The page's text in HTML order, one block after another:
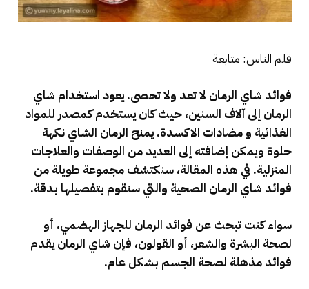
قلم الناس: متابعة
فوائد شاي الرمان لا تعد ولا تحصى. يعود استخدام شاي
الرمان إلى آلاف السنين، حيث كان يستخدم كمصدر للمواد
الغذائية و مضادات الاكسدة. يمنح الرمان الشاي نكهة
حلوة ويمكن إضافته إلى العديد من الوصفات والعلاجات
المنزلية.في هذه المقالة، سنكتشف مجموعة طويلة من
فوائد شاي الرمان الصحية والتي سنقوم بتفصيلها بدقة.
سواء كنت تبحث عن فوائد الرمان للجهاز الهضمي، أو
لصحة البشرة والشعر، أو القولون، فإن شاي الرمان يقدم
فوائد مذهلة لصحة الجسم بشكل عام.